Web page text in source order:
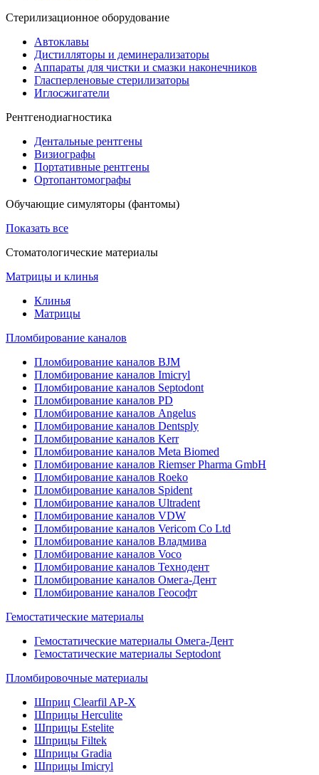
Стерилизационное оборудование
Автоклавы
Дистилляторы и деминерализаторы
Аппараты для чистки и смазки наконечников
Гласперленовые стерилизаторы
Иглосжигатели
Рентгенодиагностика
Дентальные рентгены
Визиографы
Портативные рентгены
Ортопантомографы
Обучающие симуляторы (фантомы)
Показать все
Стоматологические материалы
Матрицы и клинья
Клинья
Матрицы
Пломбирование каналов
Пломбирование каналов BJM
Пломбирование каналов Imicryl
Пломбирование каналов Septodont
Пломбирование каналов PD
Пломбирование каналов Angelus
Пломбирование каналов Dentsply
Пломбирование каналов Kerr
Пломбирование каналов Meta Biomed
Пломбирование каналов Riemser Pharma GmbH
Пломбирование каналов Roeko
Пломбирование каналов Spident
Пломбирование каналов Ultradent
Пломбирование каналов VDW
Пломбирование каналов Vericom Co Ltd
Пломбирование каналов Владмива
Пломбирование каналов Voco
Пломбирование каналов Технодент
Пломбирование каналов Омега-Дент
Пломбирование каналов Геософт
Гемостатические материалы
Гемостатические материалы Омега-Дент
Гемостатические материалы Septodont
Пломбировочные материалы
Шприц Clearfil AP-X
Шприцы Herculite
Шприцы Estelite
Шприцы Filtek
Шприцы Gradia
Шприцы Imicryl